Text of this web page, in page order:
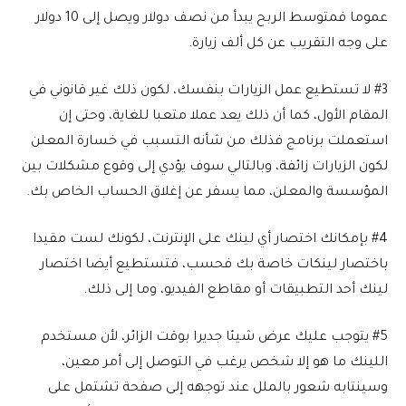
عموما فمتوسط الربح يبدأ من نصف دولار ويصل إلى 10 دولار
على وجه التقريب عن كل ألف زيارة.
#3 لا تستطيع عمل الزيارات بنفسك، لكون ذلك غير قانوني في
المقام الأول، كما أن ذلك يعد عملا متعبا للغاية، وحتى إن
استعملت برنامج فذلك من شأنه التسبب في خسارة المعلن
لكون الزيارات زائفة، وبالتالي سوف يؤدي إلى وقوع مشكلات بين
المؤسسة والمعلن، مما يسفر عن إغلاق الحساب الخاص بك.
#4 بإمكانك اختصار أي لينك على الإنترنت، لكونك لست مقيدا
باختصار لينكات خاصة بك فحسب، فتستطيع أيضا اختصار
لينك أحد التطبيقات أو مقاطع الفيديو، وما إلى ذلك.
#5 يتوجب عليك عرض شيئا جديرا بوقت الزائر، لأن مستخدم
اللينك ما هو إلا شخص يرغب في التوصل إلى أمر معين،
وسينتابه شعور بالملل عند توجهه إلى صفحة تشتمل على